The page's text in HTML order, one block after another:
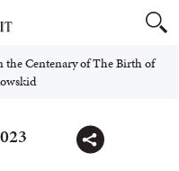
Centenary of The Birth of